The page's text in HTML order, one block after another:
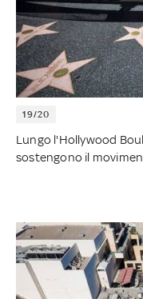
19/20
Lungo l'Hollywood
sostengono il